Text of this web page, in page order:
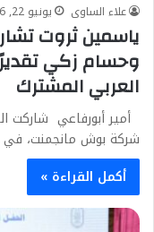
علاء الساوى يونيو 22, 2026
ياسمين ثروت
وحسام زكي
العربي المشترك
أمير أبورفاعي شاركت
شركة بوش مانجمنت، في
أكمل القراءة »